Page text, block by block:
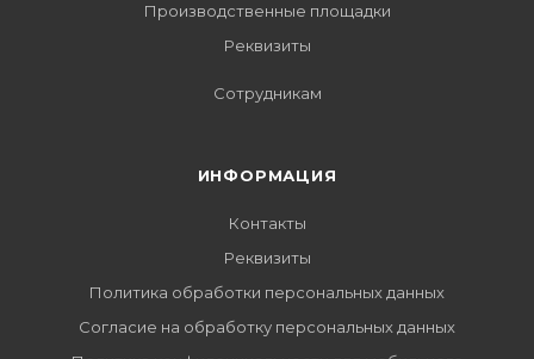
Производственные площадки
Реквизиты
Сотрудникам
ИНФОРМАЦИЯ
Контакты
Реквизиты
Политика обработки персональных данных
Согласие на обработку персональных данных